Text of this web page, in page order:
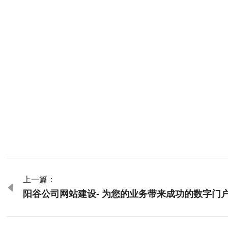

上一篇：
阳谷公司网站建设- 为您的业务带来成功的数字门